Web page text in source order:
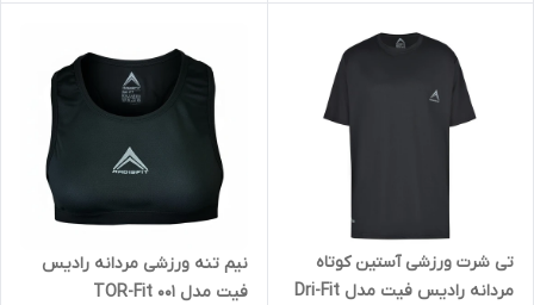
تی شرت ورزشی آستین کوتاه
مردانه رادیس فیت مدل Dri-Fit
نیم تنه ورزشی مردانه رادیس
فیت مدل TOR-Fit 001